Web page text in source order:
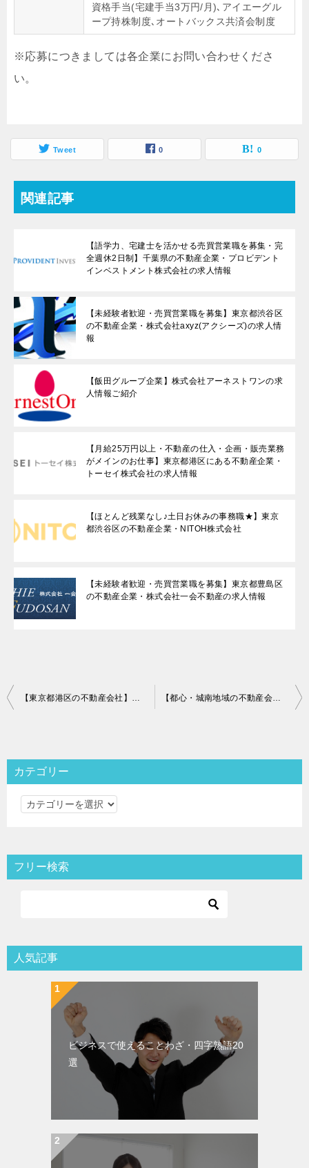
資格手当(宅建手当3万円/月)､アイエーグル
ープ持株制度､オートバックス共済会制度
※応募につきましては各企業にお問い合わせくださ
い。
Tweet 0 0
関連記事
【語学力、宅建士を活かせる売買営業職を募集・完
全週休2日制】千葉県の不動産企業・プロビデント
インベストメント株式会社の求人情報
【未経験者歓迎・売買営業職を募集】東京都渋谷区
の不動産企業・株式会社axyz(アクシーズ)の求人情
報
【飯田グループ企業】株式会社アーネストワンの求
人情報ご紹介
【月給25万円以上・不動産の仕入・企画・販売業務
がメインのお仕事】東京都港区にある不動産企業・
トーセイ株式会社の求人情報
【ほとんど残業なし♪土日お休みの事務職★】東京
都渋谷区の不動産企業・NITOH株式会社
【未経験者歓迎・売買営業職を募集】東京都豊島区
の不動産企業・株式会社一会不動産の求人情報
投
ビ
ゲ
ン
【東京都港区の不動産会社】株式会社プレミアムライフ（センチュリー21 プレミアムライフ）の求人情報（営業事務）のご紹介 【都心・城南地域の不動産会社】株式会社ミブコーポレーションの求人情報のご紹介
カテゴリー
カ
リ
ー
フリー検索
人気記事
ビジネスで使えることわざ・四字熟語20
選